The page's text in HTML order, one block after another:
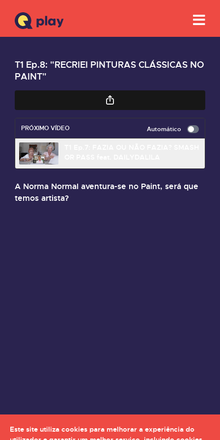
T1 Ep.8: "RECRIEI PINTURAS CLÁSSICAS NO
PAINT"
PRÓXIMO VÍDEO Automático
A Norma Normal aventura-se no Paint, será que
temos artista?
Este site utiliza cookies para melhorar a experiência do